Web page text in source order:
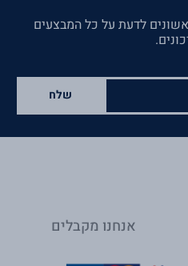
לדעת על כל המבצעים
שלח
אנחנו מקבלים